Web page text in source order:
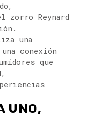
zorro Reynard
una
conexión
que
UNO,